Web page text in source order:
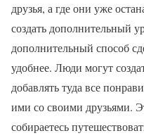
друзья, а где они уже
создать дополнительный
дополнительный способ
удобнее. Люди могут
добавлять туда все
ими со своими друзьями.
собираетесь